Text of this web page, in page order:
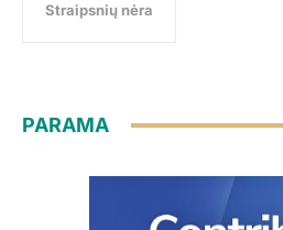
Straipsnių nėra
PARAMA